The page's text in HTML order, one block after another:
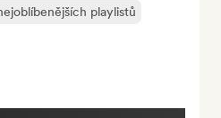
playlistů